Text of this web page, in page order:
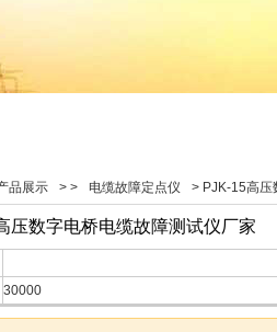
品展示 > > 电缆故障定点仪 > PJK-15高
压数字电桥电缆故障测试仪厂家
30000